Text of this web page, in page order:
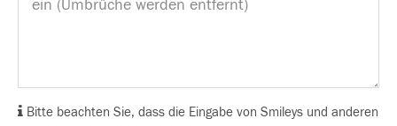
Bitte beachten Sie, dass die Eingabe von Smileys und anderen